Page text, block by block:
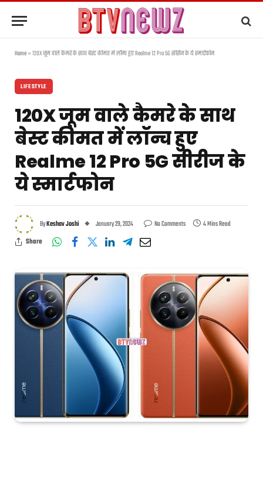
Home»120X जूम वाले कैमरे के साथ बेस्ट कीमत में लॉन्च हुए Realme 12 Pro 5G सीरीज के ये स्मार्टफोन
LIFESTYLE
120X जूम वाले कैमरे के साथ
बेस्ट कीमत में लॉन्च हुए
Realme 12 Pro 5G सीरीज के
ये स्मार्टफोन
ByKeshav Joshi January 29, 2024 No Comments
4 Mins Read
Share